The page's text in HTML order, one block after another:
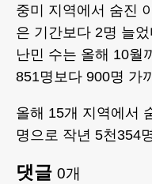
중미 지역에서 숨진
은 기간보다 2명 늘
난민 수는 올해 10월
851명보다 900명 가
올해 15개 지역에서
명으로 작년 5천354
댓글 0개